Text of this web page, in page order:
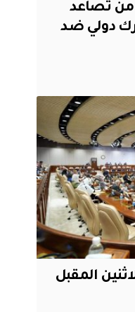
من تصاعد
دولي ضد
المقبل